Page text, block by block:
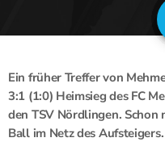
Ein früher Treffer von
3:1 (1:0) Heimsieg des FC
den TSV Nördlingen. Schon
Ball im Netz des